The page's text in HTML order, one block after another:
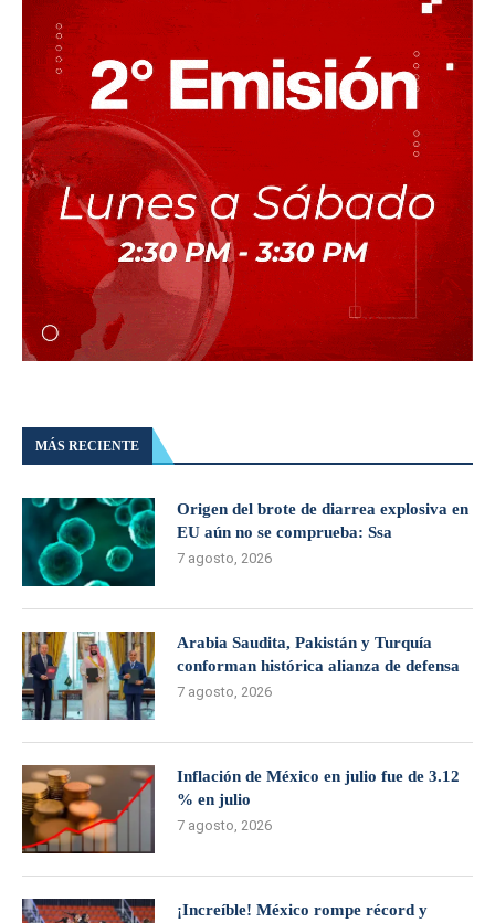
MÁS RECIENTE
Origen del brote de diarrea explosiva en
EU aún no se comprueba: Ssa
7 agosto, 2026
Arabia Saudita, Pakistán y Turquía
conforman histórica alianza de defensa
7 agosto, 2026
Inflación de México en julio fue de 3.12
% en julio
7 agosto, 2026
¡Increíble! México rompe récord y